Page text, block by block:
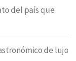
del país que
de lujo